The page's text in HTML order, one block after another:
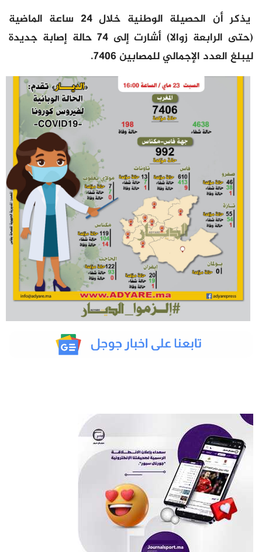
يذكر أن الحصيلة الوطنية خلال 24 ساعة الماضية
(حتى الرابعة زوالا) أشارت إلى 74 حالة إصابة جديدة
ليبلغ العدد الإجمالي للمصابين 7406.